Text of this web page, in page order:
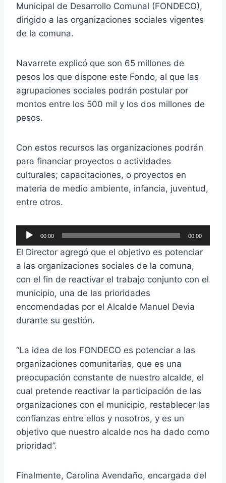
Municipal de Desarrollo Comunal (FONDECO),
dirigido a las organizaciones sociales vigentes
de la comuna.
Navarrete explicó que son 65 millones de
pesos los que dispone este Fondo, al que las
agrupaciones sociales podrán postular por
montos entre los 500 mil y los dos millones de
pesos.
Con estos recursos las organizaciones podrán
para financiar proyectos o actividades
culturales; capacitaciones, o proyectos en
materia de medio ambiente, infancia, juventud,
entre otros.
e
p
r
o
d
u
c
o
r
d
e
a
u
d
i
00:00 00:00
El Director agregó que el objetivo es potenciar
a las organizaciones sociales de la comuna,
con el fin de reactivar el trabajo conjunto con el
municipio, una de las prioridades
encomendadas por el Alcalde Manuel Devia
durante su gestión.
“La idea de los FONDECO es potenciar a las
organizaciones comunitarias, que es una
preocupación constante de nuestro alcalde, el
cual pretende reactivar la participación de las
organizaciones con el municipio, restablecer las
confianzas entre ellos y nosotros, y es un
objetivo que nuestro alcalde nos ha dado como
prioridad”.
Finalmente, Carolina Avendaño, encargada del